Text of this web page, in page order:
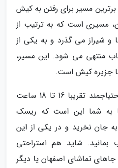
مسیر برای رفتن به کیش
مسیری است که به ترتیب از
و شیراز می گذرد و به یکی از
منتهی می شود. این مسیر،
جزیره کیش است.
مسیری 1400 کیلومتری که احتیاجمند تقریبا 16 تا 18 ساعت
به شما این است که ریسک
جان نخرید و در یکی از این
شاید هم استراحتی
تماشای اصفهان یا دیگر